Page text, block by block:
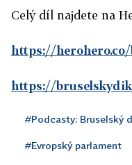
Celý díl najdete na
https://
https://
#Podcasty: Bruselský
#Evropský parlament